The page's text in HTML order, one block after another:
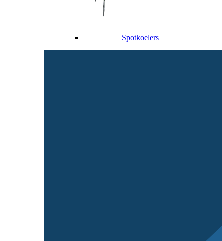
Spotkoelers